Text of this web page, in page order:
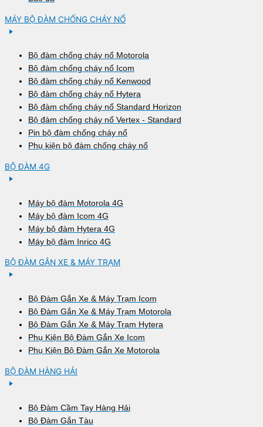
MÁY BỘ ĐÀM CHỐNG CHÁY NỔ
Bộ đàm chống cháy nổ Motorola
Bộ đàm chống cháy nổ Icom
Bộ đàm chống cháy nổ Kenwood
Bộ đàm chống cháy nổ Hytera
Bộ đàm chống cháy nổ Standard Horizon
Bộ đàm chống cháy nổ Vertex - Standard
Pin bộ đàm chống cháy nổ
Phụ kiện bộ đàm chống cháy nổ
BỘ ĐÀM 4G
Máy bộ đàm Motorola 4G
Máy bộ đàm Icom 4G
Máy bộ đàm Hytera 4G
Máy bộ đàm Inrico 4G
BỘ ĐÀM GẮN XE & MÁY TRẠM
Bộ Đàm Gắn Xe & Máy Trạm Icom
Bộ Đàm Gắn Xe & Máy Trạm Motorola
Bộ Đàm Gắn Xe & Máy Trạm Hytera
Phụ Kiện Bộ Đàm Gắn Xe Icom
Phụ Kiện Bộ Đàm Gắn Xe Motorola
BỘ ĐÀM HÀNG HẢI
Bộ Đàm Cầm Tay Hàng Hải
Bộ Đàm Gắn Tàu